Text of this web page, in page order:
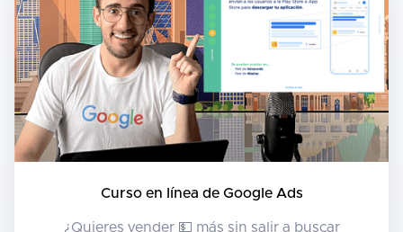
Curso en línea de Google Ads
¿Quieres vender 💵 más sin salir a buscar